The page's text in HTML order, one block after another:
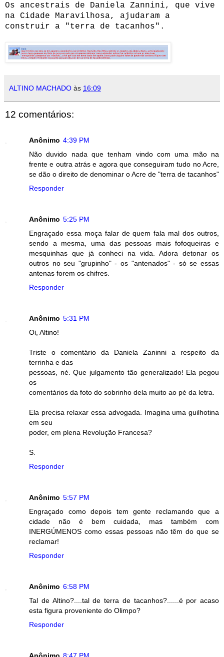
Os ancestrais de Daniela Zannini, que vive
na Cidade Maravilhosa, ajudaram a
construir a "terra de tacanhos".
ALTINO MACHADO às 16:09
12 comentários:
Anônimo 4:39 PM
Não duvido nada que tenham vindo com uma mão na
frente e outra atrás e agora que conseguiram tudo no Acre,
se dão o direito de denominar o Acre de "terra de tacanhos"
Responder
Anônimo 5:25 PM
Engraçado essa moça falar de quem fala mal dos outros,
sendo a mesma, uma das pessoas mais fofoqueiras e
mesquinhas que já conheci na vida. Adora detonar os
outros no seu "grupinho" - os "antenados" - só se essas
antenas forem os chifres.
Responder
Anônimo 5:31 PM
Oi, Altino!
Triste o comentário da Daniela Zaninni a respeito da
terrinha e das
pessoas, né. Que julgamento tão generalizado! Ela pegou
os
comentários da foto do sobrinho dela muito ao pé da letra.
Ela precisa relaxar essa advogada. Imagina uma guilhotina
em seu
poder, em plena Revolução Francesa?
S.
Responder
Anônimo 5:57 PM
Engraçado como depois tem gente reclamando que a
cidade não é bem cuidada, mas também com
INERGÚMENOS como essas pessoas não têm do que se
reclamar!
Responder
Anônimo 6:58 PM
Tal de Altino?....tal de terra de tacanhos?......é por acaso
esta figura proveniente do Olimpo?
Responder